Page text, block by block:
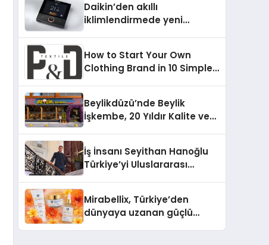
Daikin’den akıllı
iklimlendirmede yeni
How to Start Your Own
Clothing Brand in 10 Simple
Beylikdüzü’nde Beylik
İşkembe, 20 Yıldır Kalite ve
İş İnsanı Seyithan Hanoğlu
Türkiye’yi Uluslararası
Mirabellix, Türkiye’den
dünyaya uzanan güçlü